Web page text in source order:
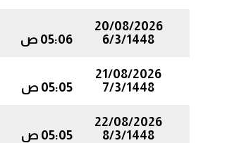
20/08/2026
6/3/1448
05:06 ص
21/08/2026
7/3/1448
05:05 ص
22/08/2026
8/3/1448
05:05 ص